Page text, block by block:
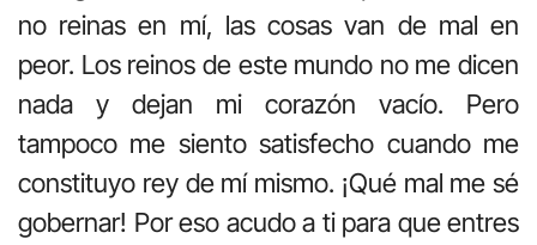
no reinas en mí, las cosas van de mal en
peor. Los reinos de este mundo no me dicen
nada y dejan mi corazón vacío. Pero
tampoco me siento satisfecho cuando me
constituyo rey de mí mismo. ¡Qué mal me sé
gobernar! Por eso acudo a ti para que entres